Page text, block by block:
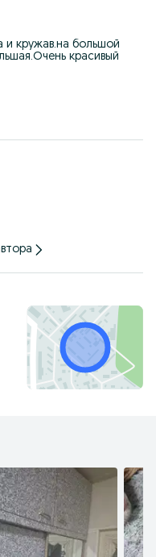
кружав.на большой
красивый